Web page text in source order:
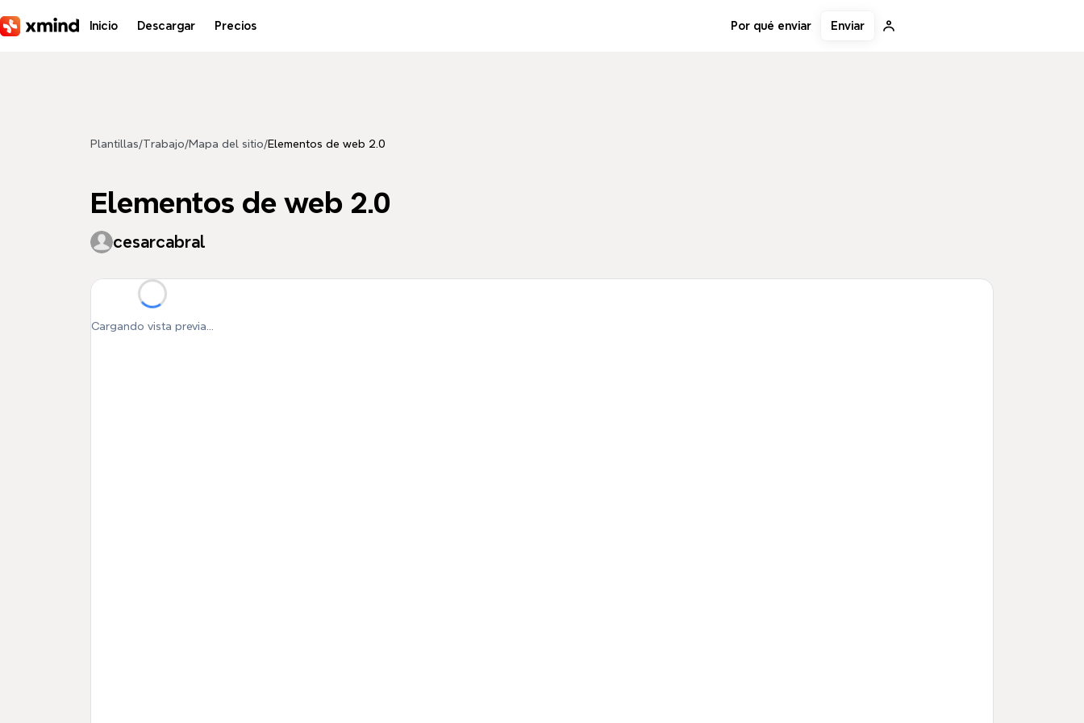
Inicio Descargar Precios Por qué enviar Enviar
Plantillas/Trabajo/Mapa del sitio/Elementos de web 2.0
Elementos de web 2.0
cesarcabral
Cargando vista previa...